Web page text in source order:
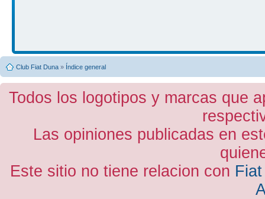
Club Fiat Duna » Índice general
Todos los logotipos y marcas que
Las opiniones publicadas en
Este sitio no tiene relacion con